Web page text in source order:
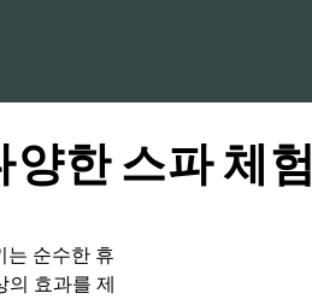
한 스파 체험
는 순수한 휴
의 효과를 제